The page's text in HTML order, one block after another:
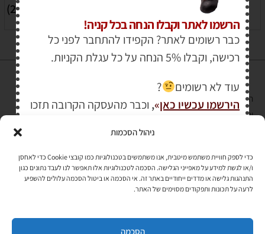
ניהול הסכמות
כדי לספק חוויית משתמש מיטבית, אנו משתמשים בטכנולוגיות כמו קובצי Cookie כדי לאחסן
ו/או לגשת למידע על מאפייני הגלישה. הסכמה לטכנולוגיות אלו תאפשר לנו לעבד נתונים כגון
התנהגות גלישה או מדדים ייחודיים באתר זה. אי הסכמה או ביטול הסכמה עלולים להשפיע
לרעה על תכונות ותפקודים מסוימים של האתר.
הסכמה
אביזרים לצבע חומרים משלימים לצבע(2)
והעומד בתקן אבטחה PCI DSS Level-1
לתקנון האתר»
תהיו בקשר
להטריד. רק טיפים לשימושכם, מידע על דברים חדשים בחנות, מבצעים
וכדומה. מוזמנים להקליד את כתובת המייל שלכם:
הרשמו לאתר וקבלו הנחה בכל קניה!
כבר רשומים לאתר? הקפידו להתחבר לפני כל
רכישה, וקבלו 5% הנחה על כל עגלת הקניות.
עוד לא רשומים
?
הירשמו עכשיו כאן»
, וכבר מהעסקה הקרובה תזכו